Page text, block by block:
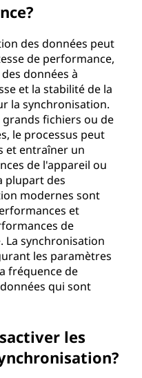
des données peut
de performance,
données à
et la stabilité de la
la synchronisation.
fichiers ou de
le processus peut
et entraîner un
de l'appareil ou
plupart des
modernes sont
et
de
La synchronisation
les paramètres
fréquence de
qui sont
les